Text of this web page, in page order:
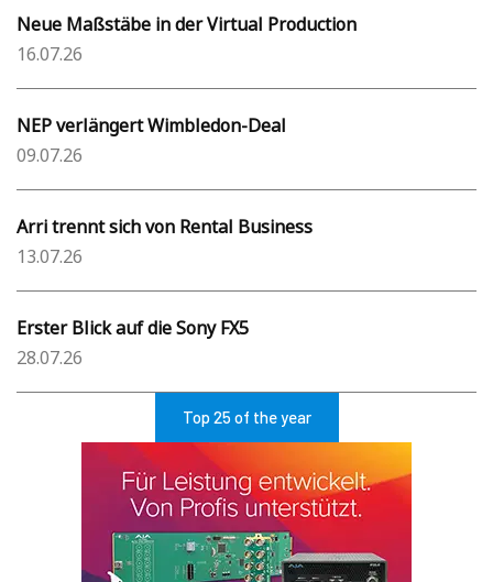
Neue Maßstäbe in der Virtual Production
16.07.26
NEP verlängert Wimbledon-Deal
09.07.26
Arri trennt sich von Rental Business
13.07.26
Erster Blick auf die Sony FX5
28.07.26
Top 25 of the year